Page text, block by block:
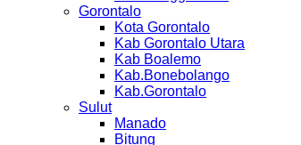
Gorontalo
Kota Gorontalo
Kab Gorontalo Utara
Kab Boalemo
Kab.Bonebolango
Kab.Gorontalo
Sulut
Manado
Bitung